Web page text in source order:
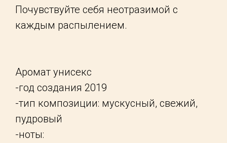
Почувствуйте себя неотразимой с
каждым распылением.
Аромат унисекс
-год создания 2019
-тип композиции: мускусный, свежий,
пудровый
-ноты: